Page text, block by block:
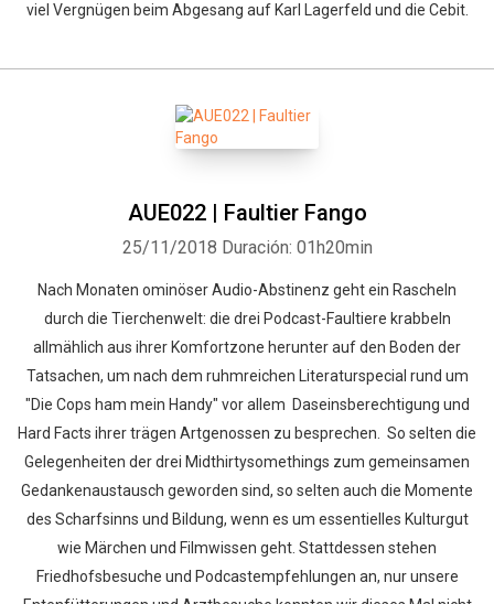
viel Vergnügen beim Abgesang auf Karl Lagerfeld und die Cebit.
AUE022 | Faultier Fango
25/11/2018 Duración: 01h20min
Nach Monaten ominöser Audio-Abstinenz geht ein Rascheln
durch die Tierchenwelt: die drei Podcast-Faultiere krabbeln
allmählich aus ihrer Komfortzone herunter auf den Boden der
Tatsachen, um nach dem ruhmreichen Literaturspecial rund um
"Die Cops ham mein Handy" vor allem Daseinsberechtigung und
Hard Facts ihrer trägen Artgenossen zu besprechen. So selten die
Gelegenheiten der drei Midthirtysomethings zum gemeinsamen
Gedankenaustausch geworden sind, so selten auch die Momente
des Scharfsinns und Bildung, wenn es um essentielles Kulturgut
wie Märchen und Filmwissen geht. Stattdessen stehen
Friedhofsbesuche und Podcastempfehlungen an, nur unsere